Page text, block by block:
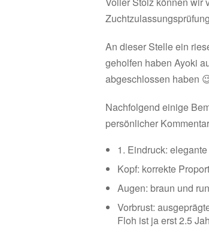
An dieser Stelle ein
geholfen haben Ayoki
abgeschlossen haben
Nachfolgend einige
persönlicher
1. Eindruck:
Kopf: korrekte
Augen: braun und
Vorbrust:
Floh ist ja erst 2.5